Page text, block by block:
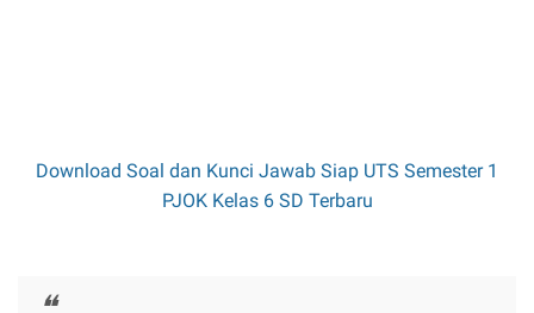
Download Soal dan Kunci Jawab Siap UTS Semester 1
PJOK Kelas 6 SD Terbaru